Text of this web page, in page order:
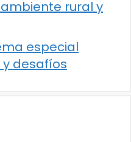
rural y
especial
desafíos